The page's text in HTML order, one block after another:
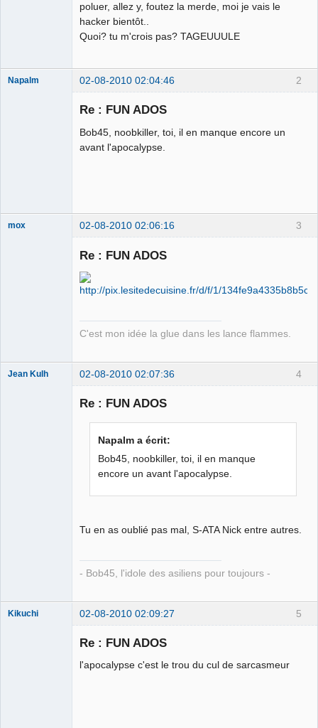
poluer, allez y, foutez la merde, moi je vais le
hacker bientôt..
Quoi? tu m'crois pas? TAGEUUULE
2
Napalm 02-08-2010 02:04:46
Re : FUN ADOS
Bob45, noobkiller, toi, il en manque encore un
avant l'apocalypse.
3
mox 02-08-2010 02:06:16
Re : FUN ADOS
C'est mon idée la glue dans les lance flammes.
4
Jean Kulh 02-08-2010 02:07:36
Re : FUN ADOS
Napalm a écrit:
Bob45, noobkiller, toi, il en manque
encore un avant l'apocalypse.
Tu en as oublié pas mal, S-ATA Nick entre autres.
- Bob45, l'idole des asiliens pour toujours -
5
Kikuchi 02-08-2010 02:09:27
Re : FUN ADOS
l'apocalypse c'est le trou du cul de sarcasmeur